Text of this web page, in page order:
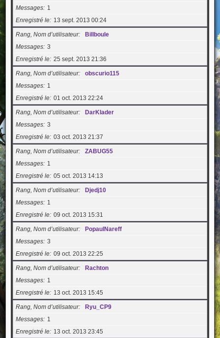
Messages
1
Enregistré le
13 sept. 2013 00:24
Rang, Nom d’utilisateur
Billboule
Messages 3
Enregistré le 25 sept. 2013 21:36
Rang, Nom d’utilisateur
obscurio115
Messages
1
Enregistré le 01 oct. 2013 22:24
Rang, Nom d’utilisateur
DarKlader
Messages 3
Enregistré le 03 oct. 2013 21:37
Rang, Nom d’utilisateur
ZABUG55
Messages
1
Enregistré le 05 oct. 2013 14:13
Rang, Nom d’utilisateur
Djedj10
Messages
1
Enregistré le 09 oct. 2013 15:31
Rang, Nom d’utilisateur
PopaulNareff
Messages 3
Enregistré le 09 oct. 2013 22:25
Rang, Nom d’utilisateur
Rachton
Messages
1
Enregistré le
13 oct. 2013 15:45
Rang, Nom d’utilisateur
Ryu_CP9
Messages
1
Enregistré le
13 oct. 2013 23:45